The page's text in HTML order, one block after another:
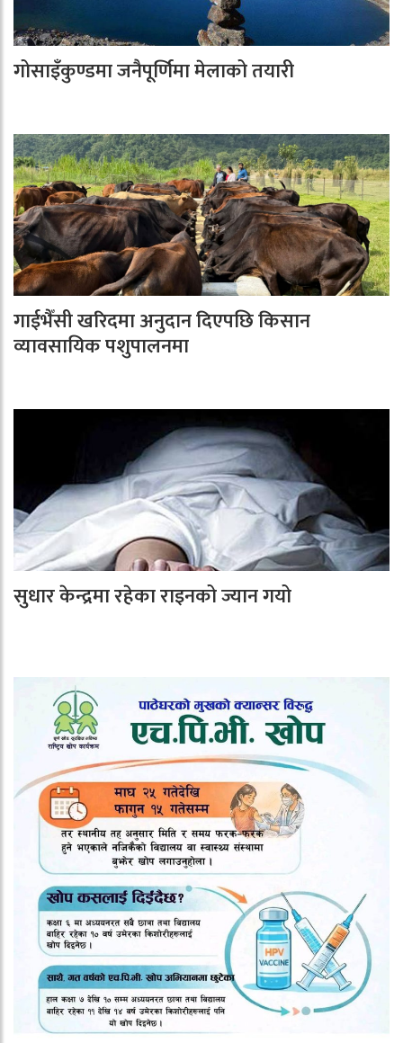
गोसाइँकुण्डमा जनैपूर्णिमा मेलाको तयारी
गाईभैँसी खरिदमा अनुदान दिएपछि किसान
व्यावसायिक पशुपालनमा
सुधार केन्द्रमा रहेका राइनको ज्यान गयो